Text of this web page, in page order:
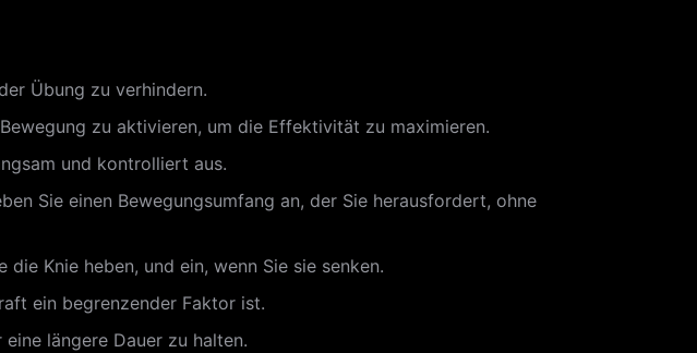
Übung zu verhindern.
zu aktivieren, um die Effektivität zu maximieren.
und kontrolliert aus.
Sie einen Bewegungsumfang an, der Sie herausfordert, ohne
Knie heben, und ein, wenn Sie sie senken.
ein begrenzender Faktor ist.
längere Dauer zu halten.